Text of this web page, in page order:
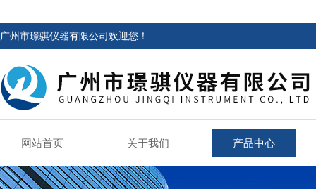
广州市璟骐仪器有限公司欢迎您！
网站首页 关于我们 产品中心